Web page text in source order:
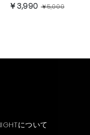
￥3,990￥5,000
について